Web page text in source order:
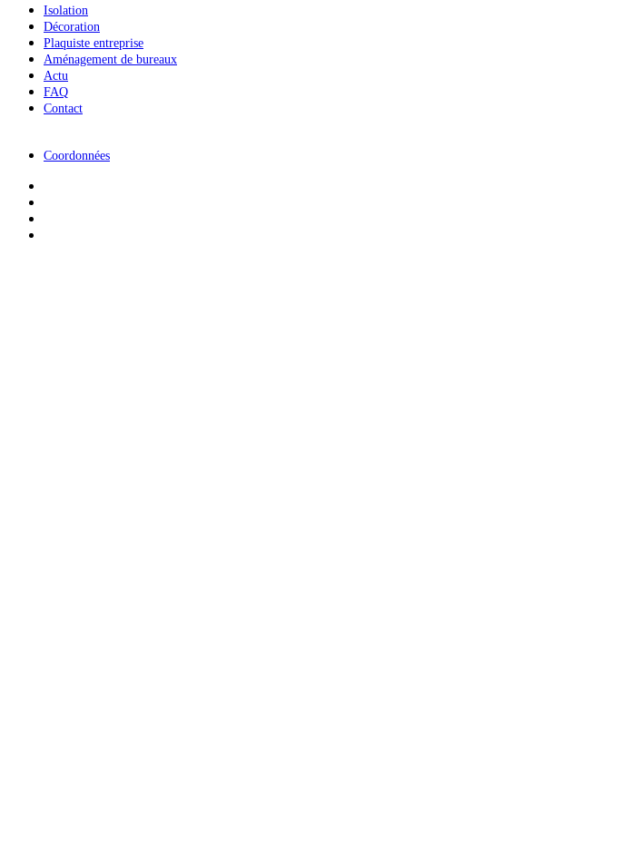
Isolation
Décoration
Plaquiste entreprise
Aménagement de bureaux
Actu
FAQ
Contact
Coordonnées